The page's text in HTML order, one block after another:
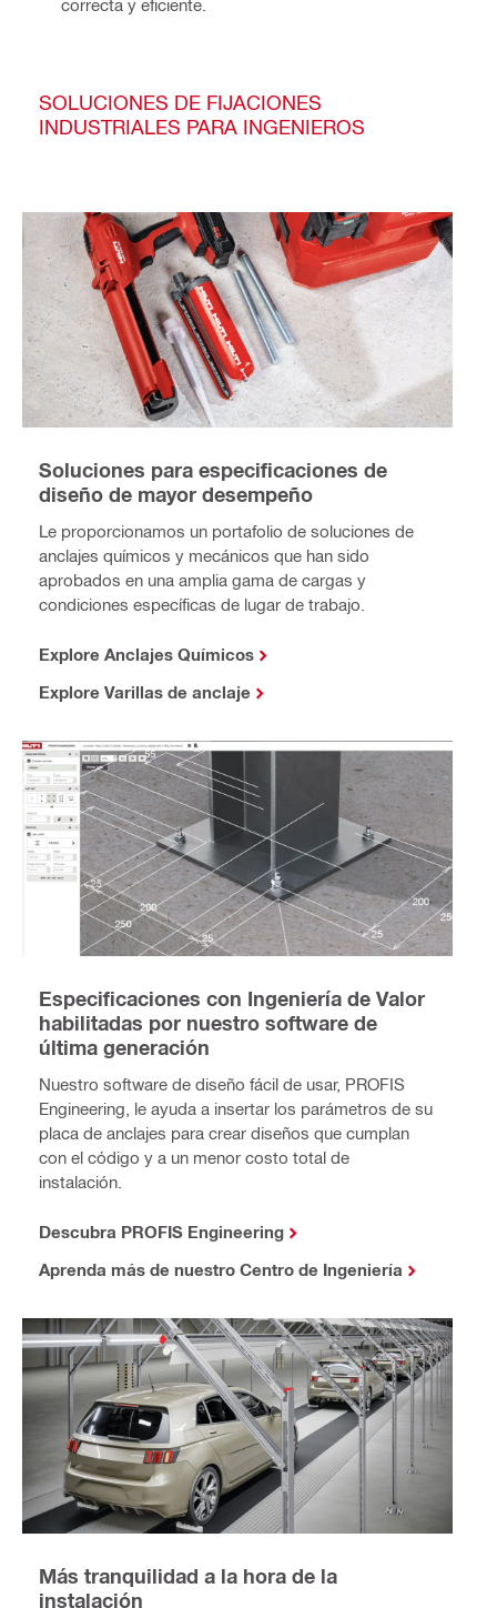
correcta y eficiente.
SOLUCIONES DE FIJACIONES
INDUSTRIALES PARA INGENIEROS
Soluciones para especificaciones de
diseño de mayor desempeño
Le proporcionamos un portafolio de soluciones de
anclajes químicos y mecánicos que han sido
aprobados en una amplia gama de cargas y
condiciones específicas de lugar de trabajo.
Explore Anclajes Químicos
Explore Varillas de anclaje
Especificaciones con Ingeniería de Valor
habilitadas por nuestro software de
última generación
Nuestro software de diseño fácil de usar, PROFIS
Engineering, le ayuda a insertar los parámetros de su
placa de anclajes para crear diseños que cumplan
con el código y a un menor costo total de
instalación.
Descubra PROFIS Engineering
Aprenda más de nuestro Centro de Ingeniería
Más tranquilidad a la hora de la
instalación